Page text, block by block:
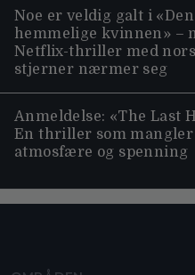
Noe er veldig galt i «Den
hemmelige kvinnen» –
Netflix-thriller med
stjerner nærmer seg
Anmeldelse: «The Last
En thriller som mangler
atmosfære og spenning